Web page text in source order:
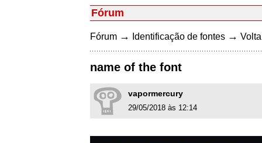
Fórum
Fórum → Identificação de fontes →
name of the font
vapormercury
29/05/2018 às 12:14